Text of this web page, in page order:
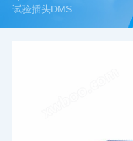
试验插头DMS